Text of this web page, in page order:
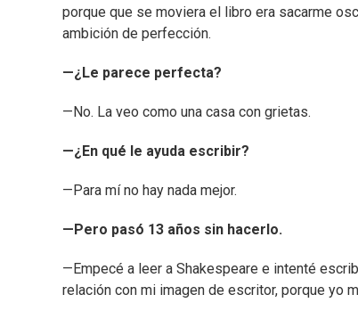
porque que se moviera el libro era sacarme
ambición de perfección.
—¿Le parece perfecta?
—No. La veo como una casa con grietas.
—¿En qué le ayuda escribir?
—Para mí no hay nada mejor.
—Pero pasó 13 años sin hacerlo.
—Empecé a leer a Shakespeare e intenté
relación con mi imagen de escritor, porque yo